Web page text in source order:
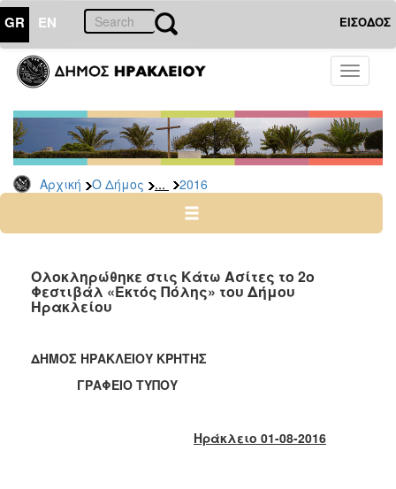
GR EN ΕΙΣΟΔΟΣ
Toggle
Αρχική Ο Δήμος ... 2016
ΔΗΜΟΣ
Δελτία
Τύπου
Αρχείο
2026
2024
2022
2021
Ολοκληρώθηκε στις Κάτω Ασίτες το 2ο
Φεστιβάλ «Εκτός Πόλης» του Δήμου
Ηρακλείου
ΔΗΜΟΣ ΗΡΑΚΛΕΙΟΥ ΚΡΗΤΗΣ
ΓΡΑΦΕΙΟ ΤΥΠΟΥ
Ηράκλειο 01-08-2016